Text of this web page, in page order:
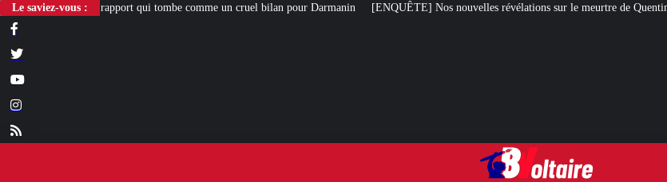
Le saviez-vous :
qui tombe comme un cruel bilan pour Darmanin [ENQUÊTE] Nos nouvelles révélations sur le meurtre de Quentin commis par des antifas